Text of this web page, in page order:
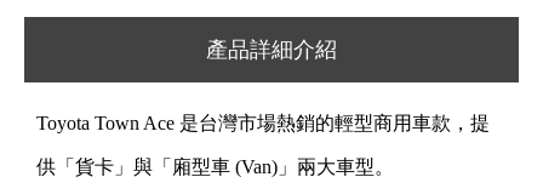
產品詳細介紹
Toyota Town Ace 是台灣市場熱銷的輕型商用車款，提
供「貨卡」與「廂型車 (Van)」兩大車型。